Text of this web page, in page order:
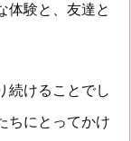
体験と、友達と
続けることでし
ちにとってかけ